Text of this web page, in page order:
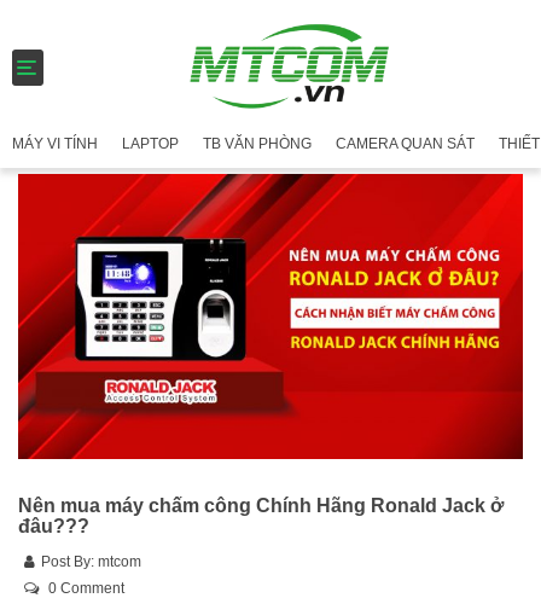
T
o
g
e
a
t
o
n
MÁY VI TÍNH LAPTOP TB VĂN PHÒNG CAMERA QUAN SÁT
Nên mua máy chấm công Chính Hãng Ronald Jack ở
đâu???
Post By: mtcom
0 Comment